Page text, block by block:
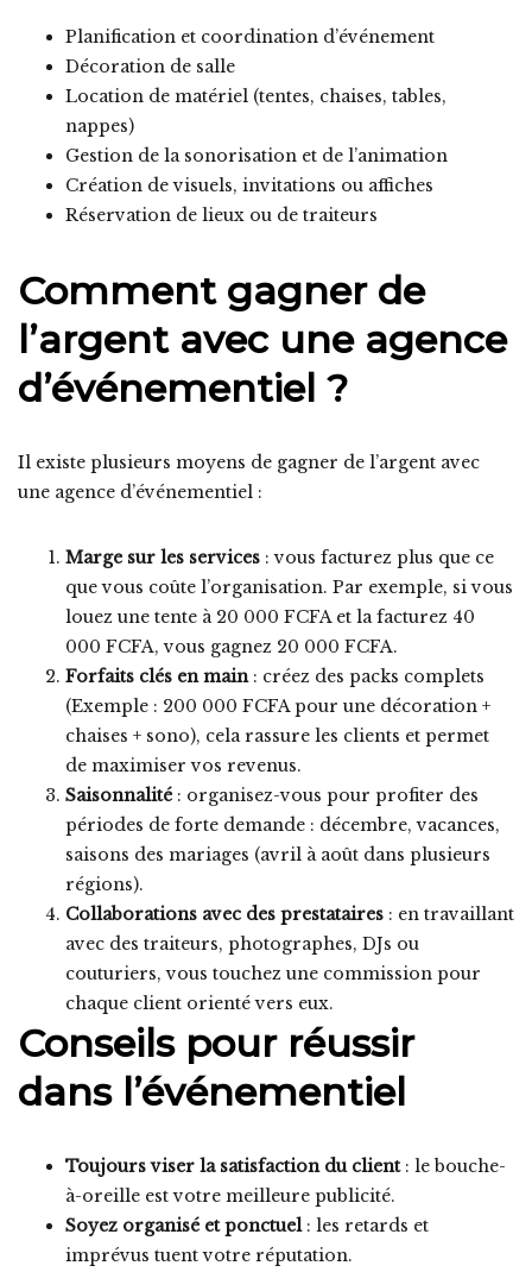
Planification et coordination d’événement
Décoration de salle
Location de matériel (tentes, chaises, tables,
nappes)
Gestion de la sonorisation et de l’animation
Création de visuels, invitations ou affiches
Réservation de lieux ou de traiteurs
Comment gagner de
l’argent avec une agence
d’événementiel ?
Il existe plusieurs moyens de gagner de l’argent avec
une agence d’événementiel :
Marge sur les services : vous facturez plus que ce
que vous coûte l’organisation. Par exemple, si vous
louez une tente à 20 000 FCFA et la facturez 40
000 FCFA, vous gagnez 20 000 FCFA.
Forfaits clés en main: créez des packs complets
(Exemple : 200 000 FCFA pour une décoration +
chaises + sono), cela rassure les clients et permet
de maximiser vos revenus.
Saisonnalité : organisez-vous pour profiter des
périodes de forte demande : décembre, vacances,
saisons des mariages (avril à août dans plusieurs
régions).
Collaborations avec des prestataires : en travaillant
avec des traiteurs, photographes, DJs ou
couturiers, vous touchez une commission pour
chaque client orienté vers eux.
Conseils pour réussir
dans l’événementiel
Toujours viser la satisfaction du client: le bouche-
à-oreille est votre meilleure publicité.
Soyez organisé et ponctuel: les retards et
imprévus tuent votre réputation.